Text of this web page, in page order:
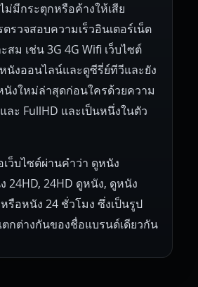
มีกระตุกหรือค้างให้เสีย
รวจสอบความเร็วอินเตอร์เน็ต
ม เช่น 3G 4G Wifi เว็บไซต์
หนังออนไลน์และดูซีรี่ย์ทีวีและยัง
นังใหม่ล่าสุดก่อนใครด้วยความ
ละ FullHD และเป็นหนึ่งในตัว
ว็บไซต์ผ่านคำว่า ดูหนัง
24HD, 24HD ดูหนัง, ดูหนัง
รือหนัง 24 ชั่วโมง ซึ่งเป็นรูป
กต่างกันของชื่อแบรนด์เดียวกัน